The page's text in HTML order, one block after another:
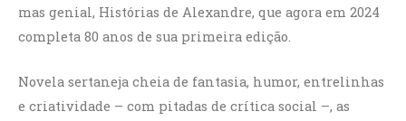
mas genial, Histórias de Alexandre, que agora em 2024
completa 80 anos de sua primeira edição.
Novela sertaneja cheia de fantasia, humor, entrelinhas
e criatividade – com pitadas de crítica social –, as